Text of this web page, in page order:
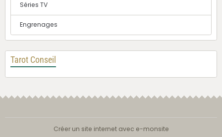
Séries TV
Engrenages
Tarot Conseil
Créer un site internet avec e-monsite